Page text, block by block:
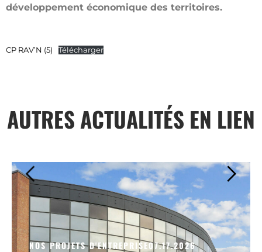
développement économique des territoires.
CP RAV’N (5) Télécharger
AUTRES ACTUALITÉS EN LIEN
NOS PROJETS D'ENTREPRISE07.17.2026